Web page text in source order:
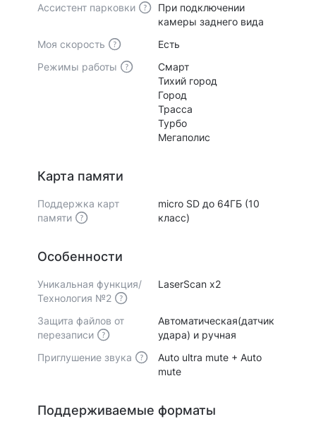
Ассистент парковки
При подключении
камеры заднего вида
Моя скорость
Есть
Режимы работы
Смарт
Тихий город
Город
Трасса
Турбо
Мегаполис
Карта памяти
Поддержка карт
памяти
micro SD до 64ГБ (10
класс)
Особенности
Уникальная функция/
Технология №2
LaserScan x2
Защита файлов от
перезаписи
Автоматическая(датчик
удара) и ручная
Приглушение звука
Auto ultra mute + Auto
mute
Поддерживаемые форматы